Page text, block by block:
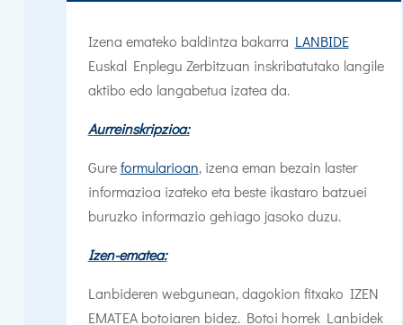
Izena emateko baldintza bakarra LANBIDE
Euskal Enplegu Zerbitzuan inskribatutako langile
aktibo edo langabetua izatea da.
Aurreinskripzioa:
Gureformularioan, izena eman bezain laster
informazioa izateko eta beste ikastaro batzuei
buruzko informazio gehiago jasoko duzu.
Izen-ematea:
Lanbideren webgunean, dagokion fitxako IZEN
EMATEA botoiaren bidez. Botoi horrek Lanbidek